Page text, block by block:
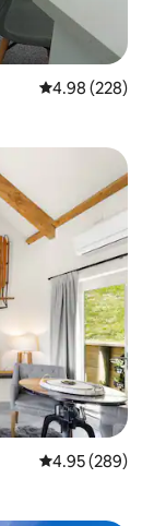
レビュー228
4.98 (228)
レビュー289
4.95 (289)